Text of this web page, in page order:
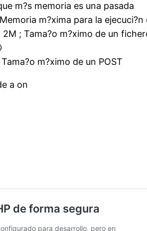
m?s memoria es una pasada
m?xima para la
; Tama?o m?ximo de un
m?ximo de un POST
a on